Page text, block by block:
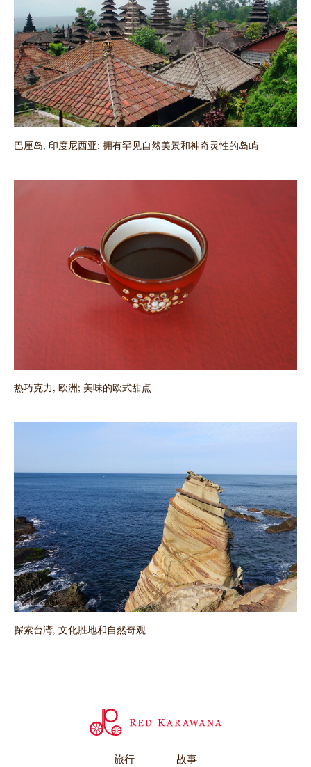
巴厘岛, 印度尼西亚; 拥有罕见自然美景和神奇灵性的岛屿
热巧克力, 欧洲; 美味的欧式甜点
探索台湾, 文化胜地和自然奇观
旅行 故事